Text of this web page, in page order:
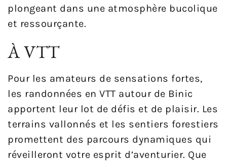
plongeant dans une atmosphère bucolique
et ressourçante.
À VTT
Pour les amateurs de sensations fortes,
les randonnées en VTT autour de Binic
apportent leur lot de défis et de plaisir. Les
terrains vallonnés et les sentiers forestiers
promettent des parcours dynamiques qui
réveilleront votre esprit d’aventurier. Que